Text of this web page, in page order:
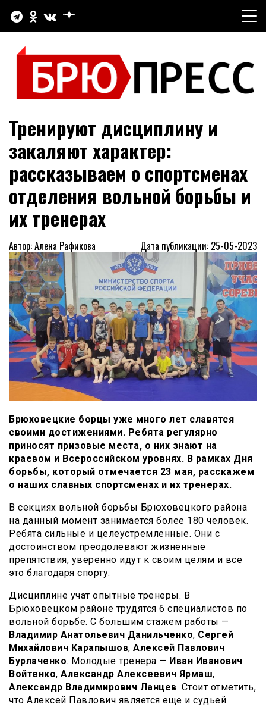
содержимому
БРЮПРЕСС
Официальный сайт газеты "Брюховецкие новости"
Тренируют дисциплину и
закаляют характер:
рассказываем о спортсменах
отделения вольной борьбы и
их тренерах
Автор: Алена Рафикова Дата публикации: 25-05-2023
Брюховецкие борцы уже много лет славятся
своими достижениями. Ребята регулярно
приносят призовые места, о них знают на
краевом и Всероссийском уровнях. В рамках Дня
борьбы, который отмечается 23 мая, расскажем
о наших славных спортсменах и их тренерах.
В секциях вольной борьбы Брюховецкого района
на данный момент занимается более 180 человек.
Ребята сильные и целеустремленные. Они с
достоинством преодолевают жизненные
препятствия, уверенно идут к своим целям и все
это благодаря спорту.
Дисциплине учат опытные тренеры. В
Брюховецком районе трудятся 6 специалистов по
вольной борьбе. С большим стажем работы —
Владимир Анатольевич Данильченко, Сергей
Михайлович Карапышов, Алексей Павлович
Бурлаченко. Молодые тренера — Иван Иванович
Войтенко, Александр Алексеевич Ярмаш,
Александр Владимирович Ланцев. Стоит отметить,
что Алексей Павлович является еще и судьей